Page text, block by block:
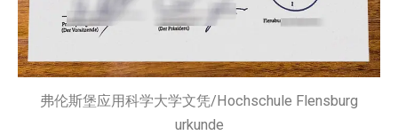
弗伦斯堡应用科学大学文凭/Hochschule Flensburg
urkunde